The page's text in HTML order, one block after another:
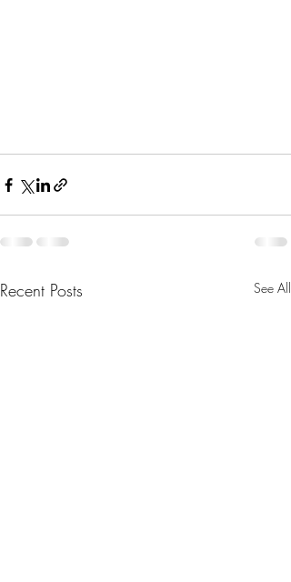
Recent Posts See All